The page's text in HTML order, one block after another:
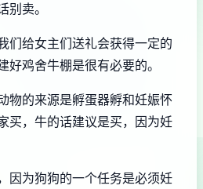
别卖。
们给女主们送礼会获得一定的
鸡舍牛棚是很有必要的。
物的来源是孵蛋器孵和妊娠怀
买，牛的话建议是买，因为妊
因为狗狗的一个任务是必须妊